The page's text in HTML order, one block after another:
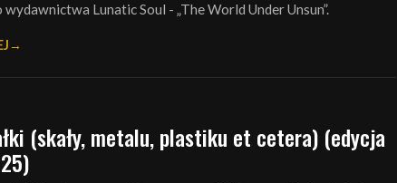
Lunatic Soul - „The World Under Unsun”.
(skały, metalu, plastiku et cetera) (edycja